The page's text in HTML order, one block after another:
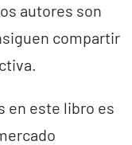
autores son
compartir
en este libro es